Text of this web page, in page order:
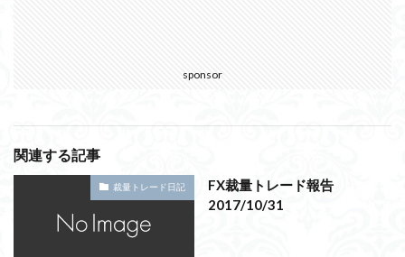
sponsor
関連する記事
裁量トレード日記
FX裁量トレード報告
2017/10/31